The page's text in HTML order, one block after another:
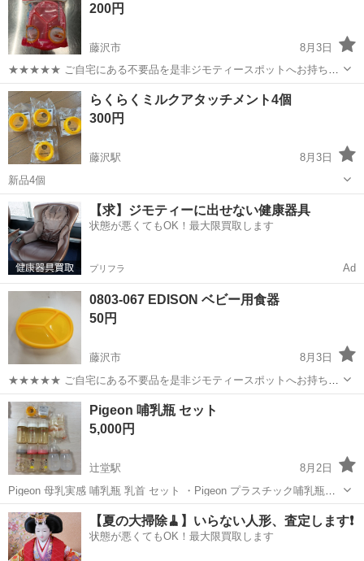
市のト...
200円
藤沢市
8月3日
★★★★★ ご自宅にある不要品を是非ジモティースポットへお持ち込
みしませんか？ 家電、趣味・スポーツ・レジャー用品、こども用品、
衣料服飾品、生活雑貨、家具、本、CD・DVDなどが無料でまとめて持
ち込めます！ ※詳細はこ...
神奈川 藤沢市 ベビー用品 mama
らくらくミルクアタッチメント4個
300円
藤沢駅
8月3日
新品4個
神奈川 藤沢市 藤沢駅 ベビー用品
【求】ジモティーに出せない健康器具
状態が悪くてもOK！最大限買取します
プリフラ Ad
0803-067 EDISON ベビー用食器
50円
藤沢市
8月3日
★★★★★ ご自宅にある不要品を是非ジモティースポットへお持ち込
みしませんか？ 家電、趣味・スポーツ・レジャー用品、こども用品、
衣料服飾品、生活雑貨、家具、本、CD・DVDなどが無料でまとめて持
ち込めます！ ※詳細はこ...
神奈川 藤沢市 ベビー用品
Pigeon 哺乳瓶 セット
5,000円
辻堂駅
8月2日
Pigeon 母乳実感 哺乳瓶 乳首 セット ・Pigeon プラスチック哺乳瓶６
本 ・Pigeon 母乳実感乳首 Sサイズ4個、Mサイズ8個 ・3COINS プラ
スチック哺乳瓶２本（一つ蓋なし） ・らくらくミルクアタッチ...
神奈川 藤沢市 辻堂駅 ベビー用品 哺乳瓶
【夏の大掃除🧹】いらない人形、査定します❗️
状態が悪くてもOK！最大限買取します